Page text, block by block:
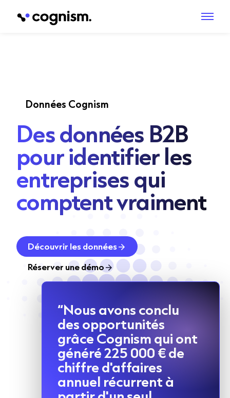
Données Cognism
Des données B2B
pour identifier les
entreprises qui
comptent vraiment
Découvrir les données
Réserver une démo
“Nous avons conclu
des opportunités
grâce Cognism qui ont
généré 225 000 € de
chiffre d'affaires
annuel récurrent à